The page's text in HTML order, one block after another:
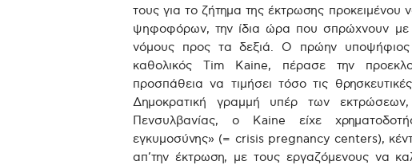
τους για το ζήτημα της έκτρωσης προκειμένου
ψηφοφόρων, την ίδια ώρα που σπρώχνουν με
νόμους προς τα δεξιά. Ο πρώην
καθολικός Tim Kaine, πέρασε την
προσπάθεια να τιμήσει τόσο τις
Δημοκρατική γραμμή υπέρ των
Πενσυλβανίας, ο Kaine είχε
εγκυμοσύνης» (= crisis pregnancy centers),
απ’την έκτρωση, με τους εργαζόμενους να